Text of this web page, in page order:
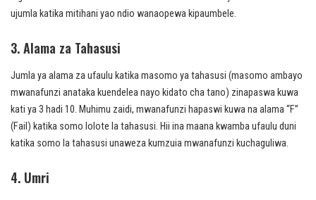
ujumla katika mitihani yao ndio wanaopewa kipaumbele.
3. Alama za Tahasusi
Jumla ya alama za ufaulu katika masomo ya tahasusi (masomo ambayo
mwanafunzi anataka kuendelea nayo kidato cha tano) zinapaswa kuwa
kati ya 3 hadi 10. Muhimu zaidi, mwanafunzi hapaswi kuwa na alama “F”
(Fail) katika somo lolote la tahasusi. Hii ina maana kwamba ufaulu duni
katika somo la tahasusi unaweza kumzuia mwanafunzi kuchaguliwa.
4. Umri